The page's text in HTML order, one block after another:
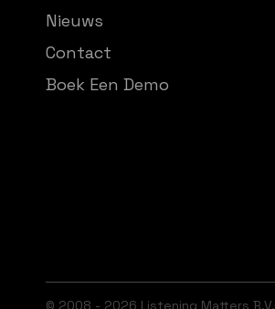
Nieuws
Contact
Boek Een Demo
© 2008 - 2026 Listening Matters B.V.